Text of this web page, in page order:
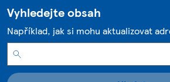
Vyhledejte obsah
Například, jak si mohu aktualizovat